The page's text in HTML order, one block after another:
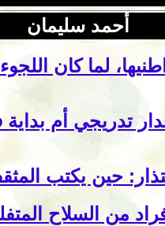
أحمد سليمان
لما كان
تدريجي أم
حين يكتب
من السلاح